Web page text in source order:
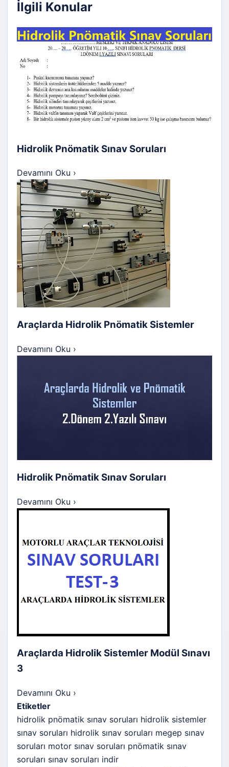
İlgili Konular
Hidrolik Pnömatik Sınav Soruları
Devamını Oku ›
Araçlarda Hidrolik Pnömatik Sistemler
Devamını Oku ›
Hidrolik Pnömatik Sınav Soruları
Devamını Oku ›
Araçlarda Hidrolik Sistemler Modül Sınavı
3
Devamını Oku ›
Etiketler
hidrolik pnömatik sınav soruları hidrolik sistemler
sınav soruları hidrolik sınav soruları megep sınav
soruları motor sınav soruları pnömatik sınav
soruları sınav soruları indir